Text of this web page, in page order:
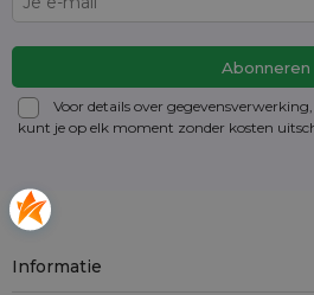
Voor details over
kunt je op elk moment zonder kosten
Informatie